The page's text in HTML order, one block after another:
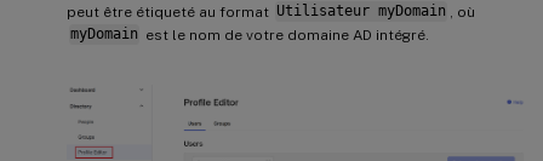
peut être étiqueté au format Utilisateur myDomain
, où
myDomain est le nom de votre domaine AD intégré.